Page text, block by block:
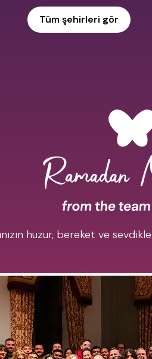
Tüm şehirleri gör
huzur, bereket ve